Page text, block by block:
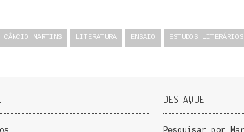
CÂNCIO MARTINS LITERATURA ENSAIO ESTUDOS LITERÁRIOS
DESTAQUE